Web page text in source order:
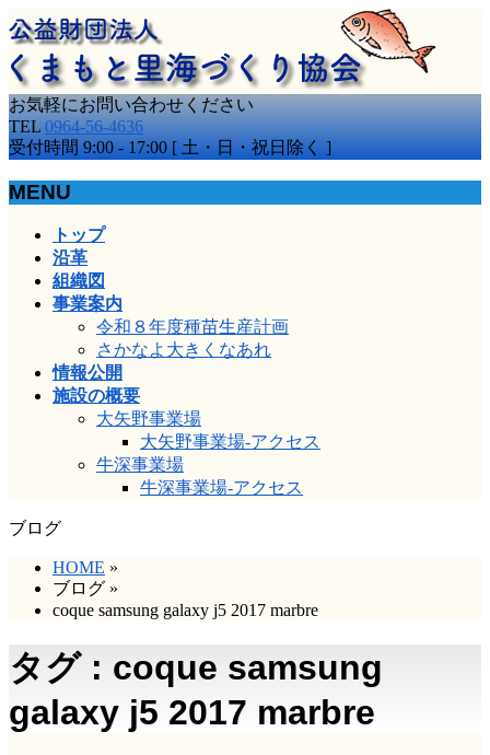
お気軽にお問い合わせください
TEL 0964-56-4636
受付時間 9:00 - 17:00 [ 土・日・祝日除く ]
MENU
トップ
沿革
組織図
事業案内
令和８年度種苗生産計画
さかなよ大きくなあれ
情報公開
施設の概要
大矢野事業場
大矢野事業場-アクセス
牛深事業場
牛深事業場-アクセス
ブログ
HOME »
ブログ »
coque samsung galaxy j5 2017 marbre
タグ : coque samsung
galaxy j5 2017 marbre